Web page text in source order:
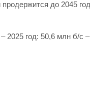
до 2045
2025 год: 50,6 млн б/с –